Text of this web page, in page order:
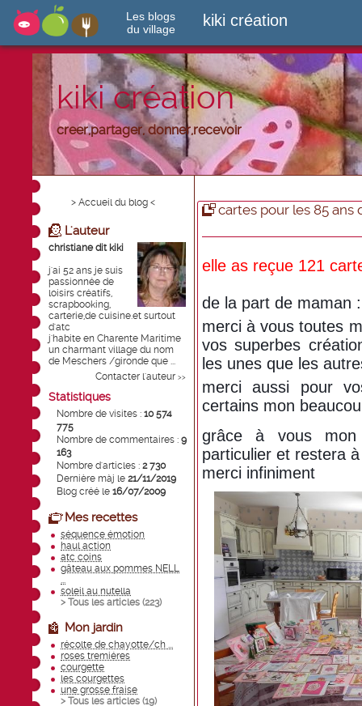
Les blogs
du village
kiki création
kiki création
creer,partager, donner,recevoir
> Accueil du blog <
L'auteur
christiane dit kiki
j'ai 52 ans je suis
passionnée de
loisirs créatifs,
scrapbooking,
carterie,de cuisine.et surtout
d'atc
j'habite en Charente Maritime
un charmant village du nom
de Meschers /gironde que ...
Contacter l'auteur >>
Statistiques
Nombre de visites : 10 574
775
Nombre de commentaires : 9
163
Nombre d'articles : 2 730
Dernière màj le 21/11/2019
Blog créé le 16/07/2009
Mes recettes
séquence émotion
haul action
atc coins
gâteau aux pommes NELL
...
soleil au nutella
> Tous les articles (223)
Mon jardin
récolte de chayotte/ch ...
roses tremiéres
courgette
les courgettes
une grosse fraise
> Tous les articles (19)
cartes pour les 85 ans
elle as reçue 121
de la part de maman :
merci à vous toutes
vos superbes
les unes que les
merci aussi pour
certains mon
grâce à vous
particulier et restera
merci infiniment